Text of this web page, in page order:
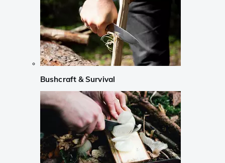
Bushcraft & Survival